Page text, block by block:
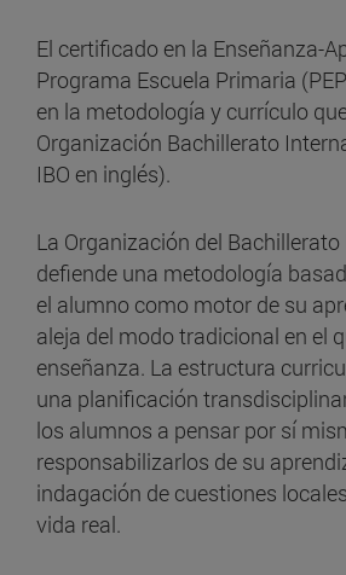
El certificado en la Enseñanza-
Programa Escuela Primaria
en la metodología y currículo
Organización Bachillerato
IBO en inglés).
La Organización del
defiende una metodología
el alumno como motor de su
aleja del modo tradicional en el
enseñanza. La estructura
una planificación
los alumnos a pensar por sí
responsabilizarlos de su
indagación de cuestiones
vida real.